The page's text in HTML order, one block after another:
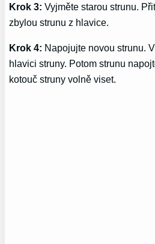
Krok 3: Vyjměte starou strunu.
zbylou strunu z hlavice.
Krok 4: Napojujte novou strunu.
hlavici struny. Potom strunu
kotouč struny volně viset.